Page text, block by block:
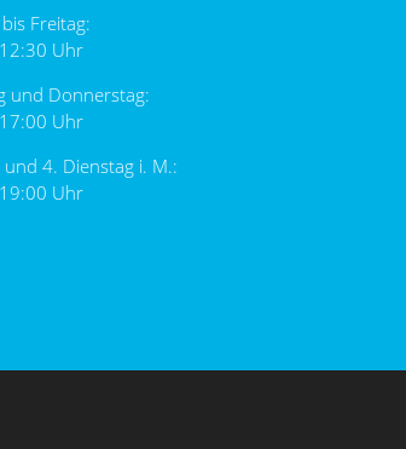
Freitag:
Uhr
und Donnerstag:
Uhr
und 4. Dienstag i. M.:
Uhr